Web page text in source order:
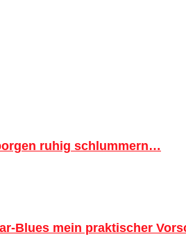
ruhig schlummern…
Blues mein praktischer